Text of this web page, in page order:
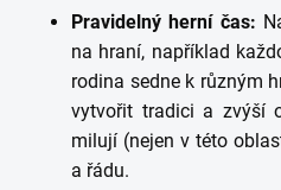
Pravidelný herní čas:
na hraní, například
rodina sedne k různým
vytvořit tradici a zvýší
milují (nejen v této
a řádu.